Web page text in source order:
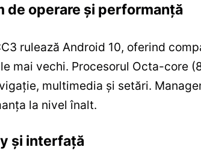
de operare și performanță
rulează Android 10, oferind
mai vechi. Procesorul Octa-core
multimedia și setări.
la nivel înalt.
și interfață